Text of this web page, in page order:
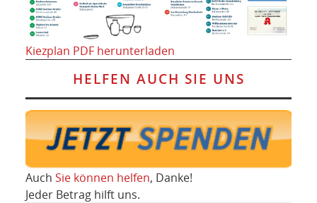
Kiezplan PDF herunterladen
HELFEN AUCH SIE UNS
Auch Sie können helfen, Danke!
Jeder Betrag hilft uns.